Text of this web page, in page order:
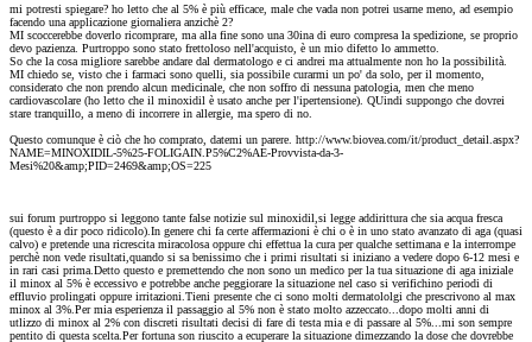
mi potresti spiegare? ho letto che al 5% è più efficace, male che vada non potrei usarne meno, ad esempio
facendo una applicazione giornaliera anzichè 2?
MI scoccerebbe doverlo ricomprare, ma alla fine sono una 30ina di euro compresa la spedizione, se proprio
devo pazienza. Purtroppo sono stato frettoloso nell'acquisto, è un mio difetto lo ammetto.
So che la cosa migliore sarebbe andare dal dermatologo e ci andrei ma attualmente non ho la possibilità.
MI chiedo se, visto che i farmaci sono quelli, sia possibile curarmi un po' da solo, per il momento,
considerato che non prendo alcun medicinale, che non soffro di nessuna patologia, men che meno
cardiovascolare (ho letto che il minoxidil è usato anche per l'ipertensione). QUindi suppongo che dovrei
stare tranquillo, a meno di incorrere in allergie, ma spero di no.
Questo comunque è ciò che ho comprato, datemi un parere. http://www.biovea.com/it/product_detail.aspx?
NAME=MINOXIDIL-5%25-FOLIGAIN.P5%C2%AE-Provvista-da-3-
Mesi%20&amp;PID=2469&amp;OS=225
sui forum purtroppo si leggono tante false notizie sul minoxidil,si legge addirittura che sia acqua fresca
(questo è a dir poco ridicolo).In genere chi fa certe affermazioni è chi o è in uno stato avanzato di aga (quasi
calvo) e pretende una ricrescita miracolosa oppure chi effettua la cura per qualche settimana e la interrompe
perchè non vede risultati,quando si sa benissimo che i primi risultati si iniziano a vedere dopo 6-12 mesi e
in rari casi prima.Detto questo e premettendo che non sono un medico per la tua situazione di aga iniziale
il minox al 5% è eccessivo e potrebbe anche peggiorare la situazione nel caso si verifichino periodi di
effluvio prolingati oppure irritazioni.Tieni presente che ci sono molti dermatololgi che prescrivono al max
minox al 3%.Per mia esperienza il passaggio al 5% non è stato molto azzeccato...dopo molti anni di
utlizzo di minox al 2% con discreti risultati decisi di fare di testa mia e di passare al 5%...mi son sempre
pentito di questa scelta.Per fortuna son riuscito a ecuperare la situazione dimezzando la dose che dovrebbe